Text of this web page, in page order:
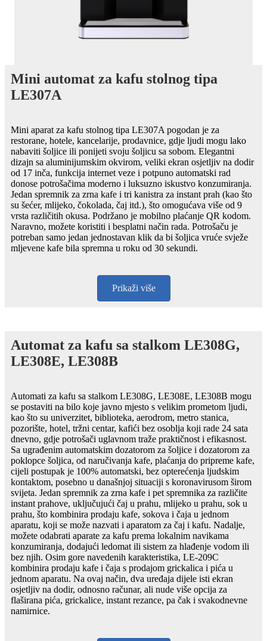
Mini automat za kafu stolnog tipa
LE307A
Mini aparat za kafu stolnog tipa LE307A pogodan je za
restorane, hotele, kancelarije, prodavnice, gdje ljudi mogu lako
nabaviti šoljice ili ponijeti svoju šoljicu sa sobom. Elegantni
dizajn sa aluminijumskim okvirom, veliki ekran osjetljiv na dodir
od 17 inča, funkcija internet veze i potpuno automatski rad
donose potrošačima moderno i luksuzno iskustvo konzumiranja.
Jedan spremnik za zrna kafe i tri kanistra za instant prah (kao što
su šećer, mlijeko, čokolada, čaj itd.), što omogućava više od 9
vrsta različitih okusa. Podržano je mobilno plaćanje QR kodom.
Naravno, možete koristiti i besplatni način rada. Potrošaču je
potreban samo jedan jednostavan klik da bi šoljica vruće svježe
mljevene kafe bila spremna u roku od 30 sekundi.
Prikaži više
Automat za kafu sa stalkom LE308G,
LE308E, LE308B
Automati za kafu sa stalkom LE308G, LE308E, LE308B mogu
se postaviti na bilo koje javno mjesto s velikim prometom ljudi,
kao što su univerzitet, biblioteka, aerodrom, metro stanica,
pozorište, hotel, tržni centar, kafići bez osoblja koji rade 24 sata
dnevno, gdje potrošači uglavnom traže praktičnost i efikasnost.
Sa ugrađenim automatskim dozatorom za šoljice i dozatorom za
poklopce šoljica, od naručivanja kafe, plaćanja do pripreme kafe,
cijeli postupak je 100% automatski, bez opterećenja ljudskim
kontaktom, posebno u današnjoj situaciji s koronavirusom širom
svijeta. Jedan spremnik za zrna kafe i pet spremnika za različite
instant prahove, uključujući čaj u prahu, mlijeko u prahu, sok u
prahu, što kombinira prodaju kafe, sokova i čaja u jednom
aparatu, koji se može nazvati i aparatom za čaj i kafu. Nadalje,
možete odabrati aparate za kafu prema lokalnim navikama
konzumiranja, dodajući ledomat ili sistem za hlađenje vodom ili
bez njih. Osim gore navedenih karakteristika, LE-209C
kombinira prodaju kafe i čaja s prodajom grickalica i pića u
jednom aparatu. Na ovaj način, dva uređaja dijele isti ekran
osjetljiv na dodir, odnosno računar, ali nude više opcija za
flaširana pića, grickalice, instant rezance, pa čak i svakodnevne
namirnice.